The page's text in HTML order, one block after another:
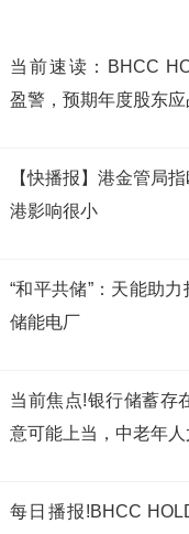
当前速读：BHCC
盈警，预期年度股东
【快播报】港金管局
港影响很小
“和平共储”：天能助
储能电厂
当前焦点!银行储蓄存
意可能上当，中老年
每日播报!BHCC